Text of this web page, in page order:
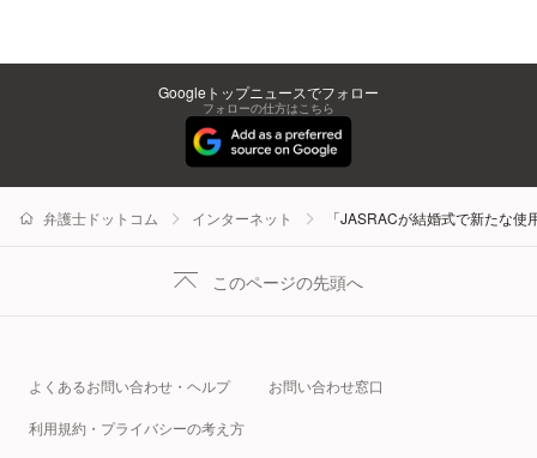
Googleトップニュースでフォロー
フォローの仕方はこちら
弁護士ドットコム インターネット 「JASRACが結婚式で新たな
このページの先頭へ
よくあるお問い合わせ・ヘルプ お問い合わせ窓口
利用規約・プライバシーの考え方